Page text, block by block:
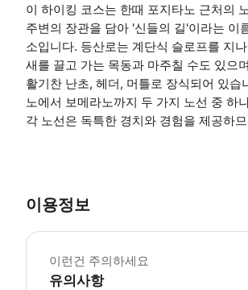
이 하이킹 코스는 한때 포지타노 근처의
주변의 장관을 담아 '신들의 길'이라는 이
소입니다. 등산로는 계단식 슬로프를 지
새를 끌고 가는 목동과 마주칠 수도 있으
활기찬 난초, 헤더, 머틀로 장식되어 있
노에서 보메라노까지 두 가지 노선 중 하
각 노선은 독특한 경치와 경험을 제공하
이용정보
이런건 주의하세요
유의사항